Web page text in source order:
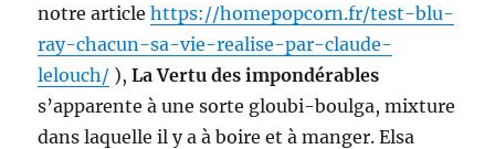
notre articlehttps://homepopcorn.fr/test-blu-
ray-chacun-sa-vie-realise-par-claude-
lelouch/ ),La Vertu des impondérables
s’apparente à une sorte gloubi-boulga, mixture
dans laquelle il y a à boire et à manger. Elsa